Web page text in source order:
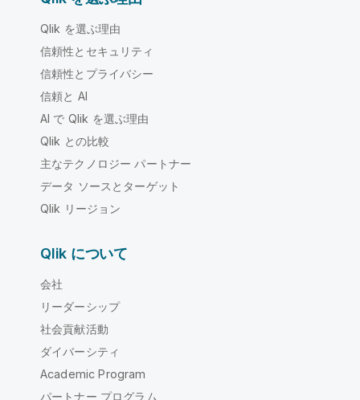
Qlik を選ぶ理由
信頼性とセキュリティ
信頼性とプライバシー
信頼と AI
AI で Qlik を選ぶ理由
Qlik との比較
主なテクノロジー パートナー
データ ソースとターゲット
Qlik リージョン
Qlik について
会社
リーダーシップ
社会貢献活動
ダイバーシティ
Academic Program
パートナー プログラム